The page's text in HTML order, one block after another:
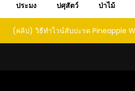
ประมง ปศุสัตว์ ป่าไม้
(คลิป) วิธีทำไวน์สับปะรด Pineapple